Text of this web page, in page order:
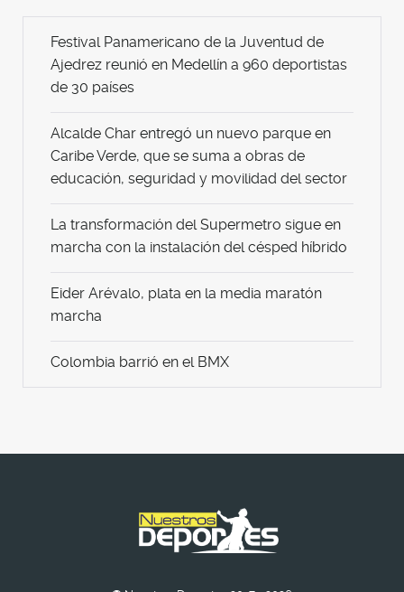
Festival Panamericano de la Juventud de
Ajedrez reunió en Medellín a 960 deportistas
de 30 países
Alcalde Char entregó un nuevo parque en
Caribe Verde, que se suma a obras de
educación, seguridad y movilidad del sector
La transformación del Supermetro sigue en
marcha con la instalación del césped híbrido
Eider Arévalo, plata en la media maratón
marcha
Colombia barrió en el BMX